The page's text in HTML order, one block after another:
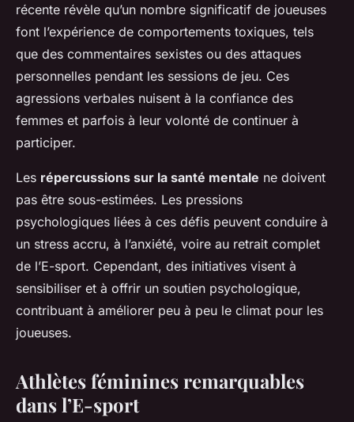
récente révèle qu’un nombre significatif de joueuses
font l’expérience de comportements toxiques, tels
que des commentaires sexistes ou des attaques
personnelles pendant les sessions de jeu. Ces
agressions verbales nuisent à la confiance des
femmes et parfois à leur volonté de continuer à
participer.
Les répercussions sur la santé mentale ne doivent
pas être sous-estimées. Les pressions
psychologiques liées à ces défis peuvent conduire à
un stress accru, à l’anxiété, voire au retrait complet
de l’E-sport. Cependant, des initiatives visent à
sensibiliser et à offrir un soutien psychologique,
contribuant à améliorer peu à peu le climat pour les
joueuses.
Athlètes féminines remarquables
dans l’E-sport